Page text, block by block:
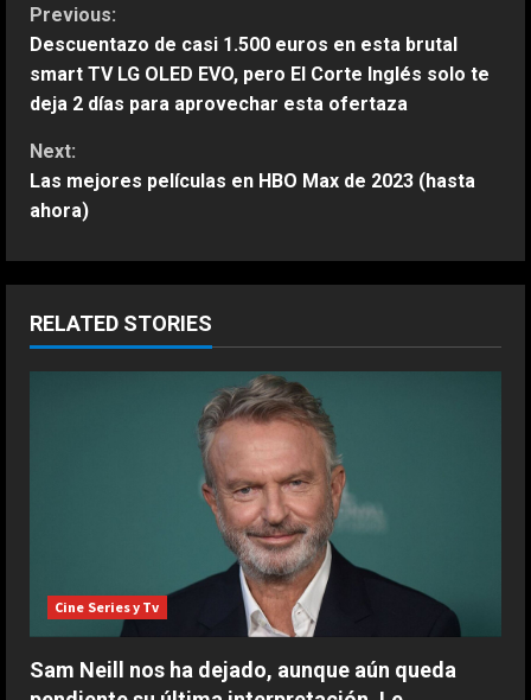
C
o
n
t
i
n
u
e
n
Previous:
Descuentazo de casi 1.500 euros en esta brutal
smart TV LG OLED EVO, pero El Corte Inglés solo te
deja 2 días para aprovechar esta ofertaza
Next:
Las mejores películas en HBO Max de 2023 (hasta
ahora)
RELATED STORIES
Cine Series y Tv
Sam Neill nos ha dejado, aunque aún queda